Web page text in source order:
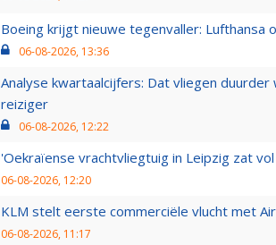
Boeing krijgt nieuwe tegenvaller:
06-08-2026, 13:36
Analyse kwartaalcijfers: Dat vliegen
reiziger
06-08-2026, 12:22
'Oekraïense vrachtvliegtuig in Leipzig zat
06-08-2026, 12:20
KLM stelt eerste commerciële vlucht met
06-08-2026, 11:17